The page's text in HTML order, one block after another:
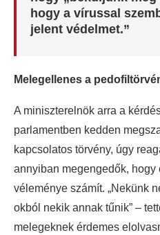
hogy a vírussal
jelent védelmet.”
Melegellenes a
A miniszterelnök arra a
parlamentben kedden
kapcsolatos törvény, úgy
annyiban megengedők,
véleménye számít. „Nekünk
okból nekik annak tűnik” –
melegeknek érdemes